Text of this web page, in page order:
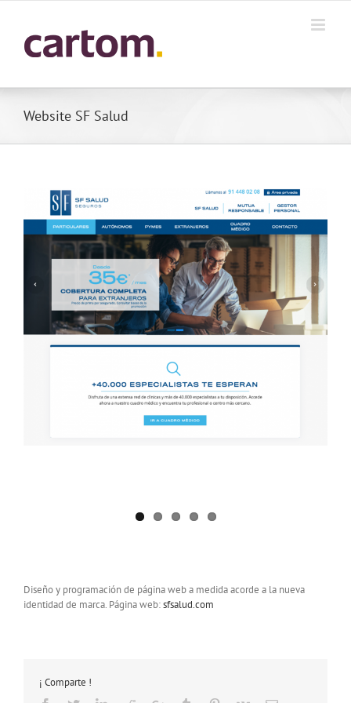
content
Website SF Salud
Image
Diseño y programación de página web a medida acorde a la nueva
identidad de marca. Página web:sfsalud.com
¡ Comparte !